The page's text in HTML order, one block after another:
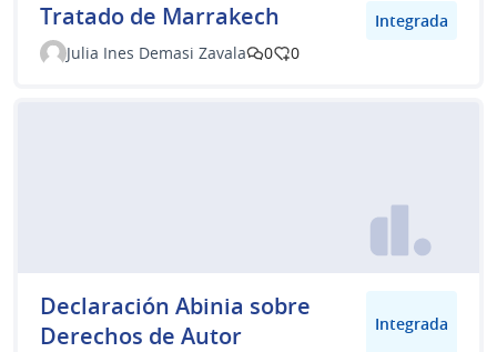
Tratado de Marrakech
Integrada
Julia Ines Demasi Zavala
0 0
Declaración Abinia sobre
Derechos de Autor
Integrada